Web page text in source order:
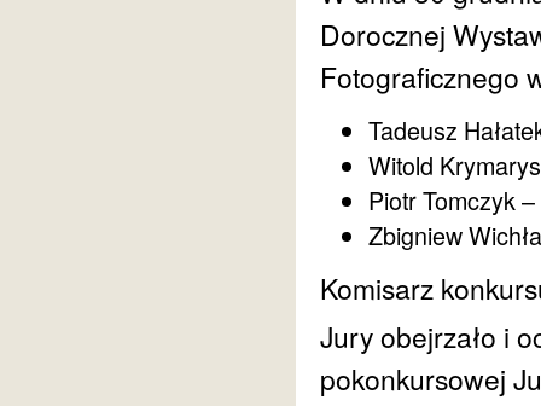
Dorocznej
Fotograficznego
Tadeusz
Witold
Piotr Tomczyk
Zbigniew
Komisarz
Jury obejrzało i
pokonkursowej